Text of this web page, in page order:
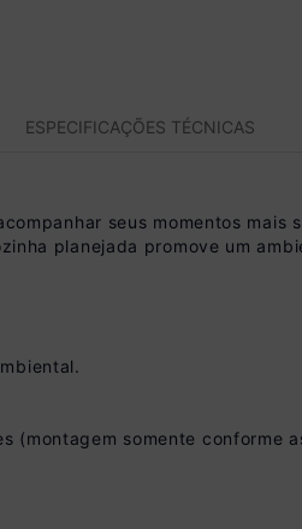
ESPECIFICAÇÕES TÉCNICAS
seus momentos mais
planejada promove um
(montagem somente conforme